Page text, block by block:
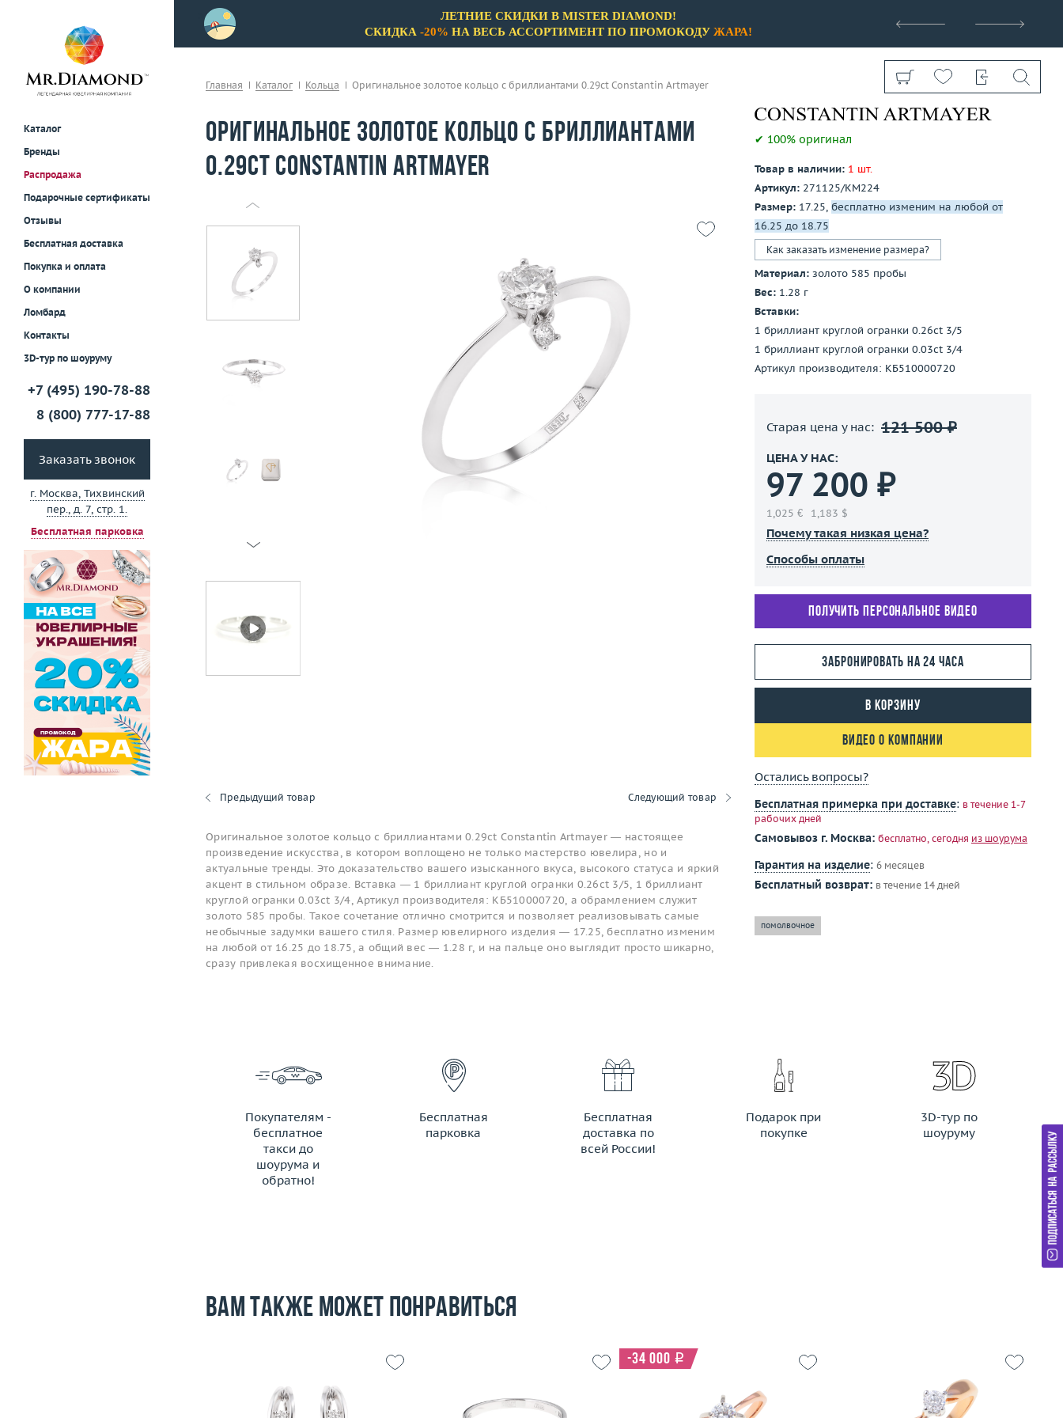
Каталог
Бренды
Распродажа
Подарочные сертификаты
Отзывы
Бесплатная доставка
Покупка и оплата
О компании
Ломбард
Контакты
3D-тур по шоуруму
+7 (495) 190-78-88
8 (800) 777-17-88
Заказать звонок
г. Москва, Тихвинский
пер., д. 7, стр. 1.
Бесплатная парковка
примерки!
ЛЕТНИЕ СКИДКИ В MISTER DIAMOND!
СКИДКА -20% НА ВЕСЬ АССОРТИМЕНТ ПО ПРОМОКОДУ ЖАРА!
Показать все
Главная Каталог Кольца Оригинальное золотое кольцо с бриллиантами 0.29ct Constantin Artmayer
Оригинальное золотое кольцо с бриллиантами
0.29ct Constantin Artmayer
Предыдущий товар Следующий товар
Оригинальное золотое кольцо с бриллиантами 0.29ct Constantin Artmayer — настоящее
произведение искусства, в котором воплощено не только мастерство ювелира, но и
актуальные тренды. Это доказательство вашего изысканного вкуса, высокого статуса и яркий
акцент в стильном образе. Вставка — 1 бриллиант круглой огранки 0.26ct 3/5, 1 бриллиант
круглой огранки 0.03ct 3/4, Артикул производителя: КБ510000720, а обрамлением служит
золото 585 пробы. Такое сочетание отлично смотрится и позволяет реализовывать самые
необычные задумки вашего стиля. Размер ювелирного изделия — 17.25, бесплатно изменим
на любой от 16.25 до 18.75, а общий вес — 1.28 г, и на пальце оно выглядит просто шикарно,
сразу привлекая восхищенное внимание.
✔ 100% оригинал
Товар в наличии: 1 шт.
Артикул: 271125/КМ224
Размер: 17.25, бесплатно изменим на любой от
16.25 до 18.75
Как заказать изменение размера?
Материал: золото 585 пробы
Вес: 1.28 г
Вставки:
1 бриллиант круглой огранки 0.26ct 3/5
1 бриллиант круглой огранки 0.03ct 3/4
Артикул производителя: КБ510000720
Старая цена у нас: 121 500 ₽
ЦЕНА У НАС:
97 200 ₽
1,025 € 1,183 $
Почему такая низкая цена?
Способы оплаты
Получить персональное видео
Забронировать на 24 часа
В корзину
Видео о компании
Остались вопросы?
Бесплатная примерка при доставке: в течение 1-7
рабочих дней
Самовывоз г. Москва: бесплатно, сегодня из шоурума
Гарантия на изделие: 6 месяцев
Бесплатный возврат: в течение 14 дней
помолвочное
Покупателям -
бесплатное
такси до
шоурума и
обратно!
ЗАКАЗАТЬ ТАКСИ
Бесплатная
парковка
Бесплатная
доставка по
всей России!
Подарок при
покупке
3D-тур по
шоуруму
Вам также может понравиться
-34 000 i